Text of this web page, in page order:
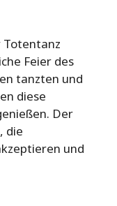
Totentanz
Feier des
tanzten und
diese
Der
die
und